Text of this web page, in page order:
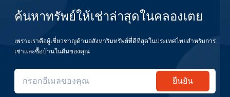
ค้นหาทรัพย์ให้เช่าล่าสุดในคลองเตย
เพราะเราคือผู้เชี่ยวชาญด้านอสังหาริมทรัพย์ที่ดีที่สุดในประเทศไทยสำหรับการ
เช่าและซื้อบ้านในฝันของคุณ
ยืนยัน